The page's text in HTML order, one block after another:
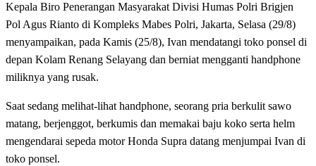
Kepala Biro Penerangan Masyarakat Divisi Humas Polri Brigjen
Pol Agus Rianto di Kompleks Mabes Polri, Jakarta, Selasa (29/8)
menyampaikan, pada Kamis (25/8), Ivan mendatangi toko ponsel di
depan Kolam Renang Selayang dan berniat mengganti handphone
miliknya yang rusak.
Saat sedang melihat-lihat handphone, seorang pria berkulit sawo
matang, berjenggot, berkumis dan memakai baju koko serta helm
mengendarai sepeda motor Honda Supra datang menjumpai Ivan di
toko ponsel.